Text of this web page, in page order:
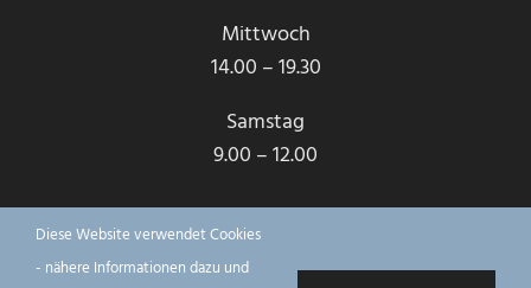
Mittwoch
14.00 – 19.30
Samstag
9.00 – 12.00
© Copyright
OPTIK | Impressum |
Diese Website verwendet Cookies
- nähere Informationen dazu und